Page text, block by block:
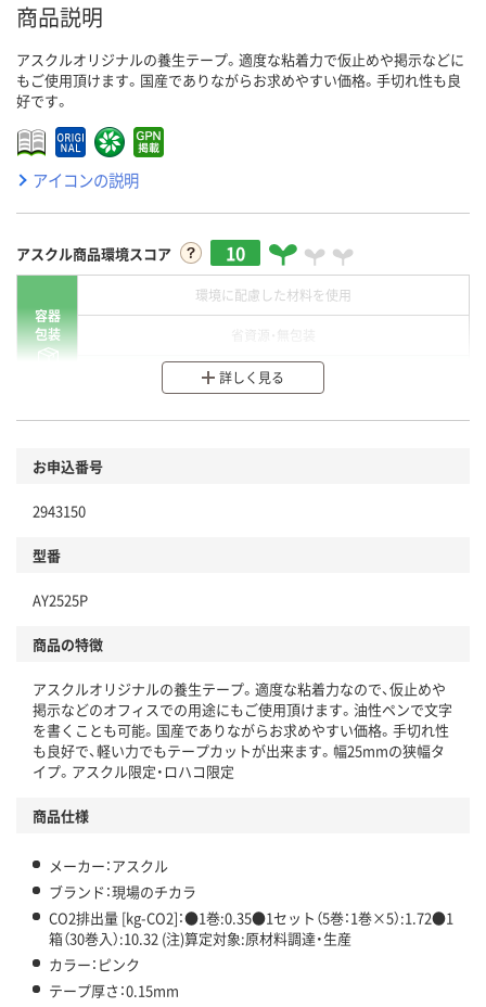
商品説明
アスクルオリジナルの養生テープ。適度な粘着力で仮止めや掲示などに
もご使用頂けます。国産でありながらお求めやすい価格。手切れ性も良
好です。
アイコンの説明
アスクル商品環境スコア 10
容器
包装
環境に配慮した材料を使用
分別・リサイクルしやすい設計
本体
仕組
この商品の環境配慮ポイントです。下記商品詳細「
アスクル商品環境スコア詳細／加点項目
」で確認できます。
詳しく見る
お申込番号
2943150
型番
AY2525P
商品の特徴
アスクルオリジナルの養生テープ。適度な粘着力なので、仮止めや
掲示などのオフィスでの用途にもご使用頂けます。油性ペンで文字
を書くことも可能。国産でありながらお求めやすい価格。手切れ性
も良好で、軽い力でもテープカットが出来ます。幅25mmの狭幅タ
イプ。アスクル限定・ロハコ限定
商品仕様
メーカー：アスクル
ブランド：現場のチカラ
CO2排出量 [kg-CO2]：●1巻:0.35●1セット（5巻：1巻×5）:1.72●1
箱（30巻入）:10.32 (注)算定対象:原材料調達・生産
カラー：ピンク
テープ厚さ：0.15mm